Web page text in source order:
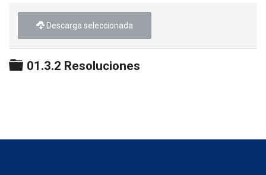
Descarga seleccionada
Carpeta
01.3.2 Resoluciones